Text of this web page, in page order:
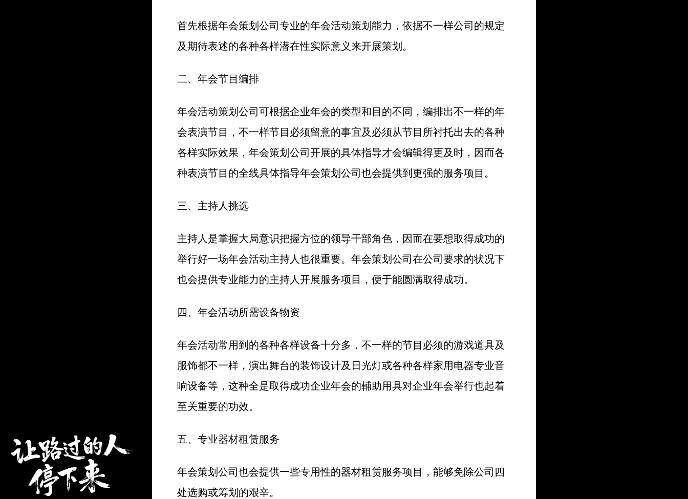
首先根据年会策划公司专业的年会活动策划能力，依据不一样公司的规定
及期待表述的各种各样潜在性实际意义来开展策划。
二、年会节目编排
年会活动策划公司可根据企业年会的类型和目的不同，编排出不一样的年
会表演节目，不一样节目必须留意的事宜及必须从节目所衬托出去的各种
各样实际效果，年会策划公司开展的具体指导才会编辑得更及时，因而各
种表演节目的全线具体指导年会策划公司也会提供到更强的服务项目。
三、主持人挑选
主持人是掌握大局意识把握方位的领导干部角色，因而在要想取得成功的
举行好一场年会活动主持人也很重要。年会策划公司在公司要求的状况下
也会提供专业能力的主持人开展服务项目，便于能圆满取得成功。
四、年会活动所需设备物资
年会活动常用到的各种各样设备十分多，不一样的节目必须的游戏道具及
服饰都不一样，演出舞台的装饰设计及日光灯或各种各样家用电器专业音
响设备等，这种全是取得成功企业年会的輔助用具对企业年会举行也起着
至关重要的功效。
五、专业器材租赁服务
年会策划公司也会提供一些专用性的器材租赁服务项目，能够免除公司四
处选购或筹划的艰辛。